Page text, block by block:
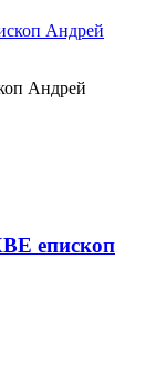
Андрей
епископ